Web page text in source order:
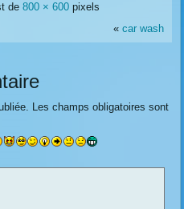
de 800 × 600pixels
« car wash
Les champs obligatoires sont